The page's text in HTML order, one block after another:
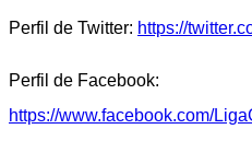
Perfil de Twitter: https://
Perfil de Facebook:
https://www.facebook.com/